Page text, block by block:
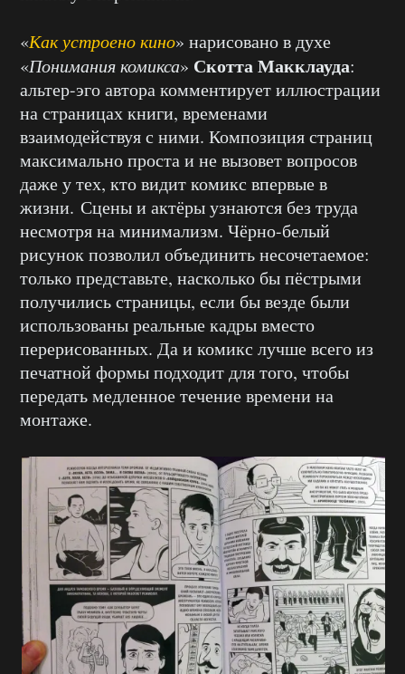
«Как устроено кино» нарисовано в духе
«Понимания комикса» Скотта Макклауда:
альтер-эго автора комментирует иллюстрации
на страницах книги, временами
взаимодействуя с ними. Композиция страниц
максимально проста и не вызовет вопросов
даже у тех, кто видит комикс впервые в
жизни. Сцены и актёры узнаются без труда
несмотря на минимализм. Чёрно-белый
рисунок позволил объединить несочетаемое:
только представьте, насколько бы пёстрыми
получились страницы, если бы везде были
использованы реальные кадры вместо
перерисованных. Да и комикс лучше всего из
печатной формы подходит для того, чтобы
передать медленное течение времени на
монтаже.